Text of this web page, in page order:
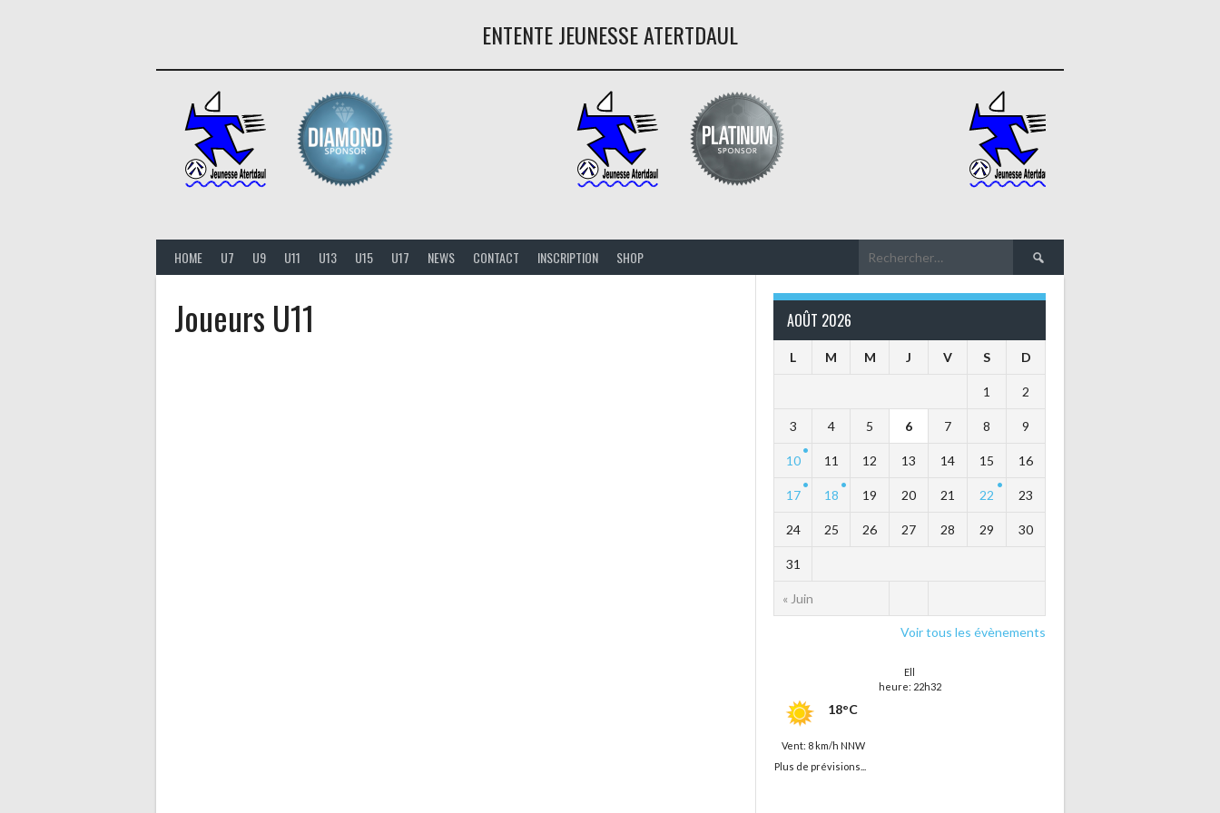
ENTENTE JEUNESSE ATERTDAUL
HOME U7 U9 U11 U13 U15 U17 NEWS CONTACT INSCRIPTION SHOP Rechercher :
Joueurs U11 AOÛT 2026
L M M J V S D
« Juin
1 2
3 4 5 6 7 8 9
10 11 12 13 14 15 16
17 18 19 20 21 22 23
24 25 26 27 28 29 30
31
Voir tous les évènements
Ell
heure: 22h32
18°C
Vent: 8 km/h NNW
Plus de prévisions...